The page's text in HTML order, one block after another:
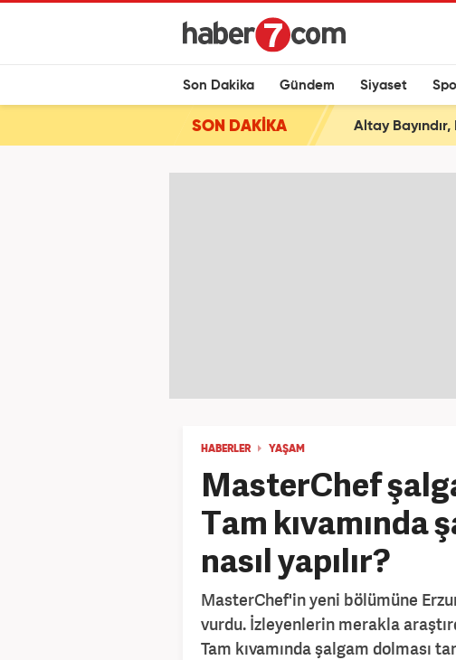
Son Dakika Gündem Siyaset
SON DAKİKA Altay
HABERLER YAŞAM
MasterChef
Tam kıvamında
nasıl yapılır?
MasterChef'in yeni bölümüne
vurdu. İzleyenlerin merakla
Tam kıvamında şalgam dolması